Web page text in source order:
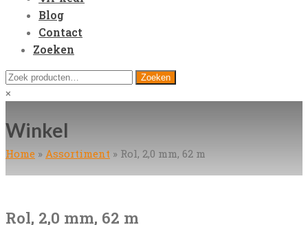
Blog
Contact
Zoeken
Open
Mobile
Zoeken
naar:
Zoeken
×
Winkel
Home » Assortiment » Rol, 2,0 mm, 62 m
Rol, 2,0 mm, 62 m